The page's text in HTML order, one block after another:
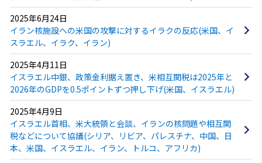
2025年6月24日
イラン核施設への米国の攻撃に対するイラクの反応(米国、イ
スラエル、イラク、イラン)
2025年4月11日
イスラエル中銀、政策金利据え置き、米相互関税は2025年と
2026年のGDPを0.5ポイントずつ押し下げ(米国、イスラエル)
2025年4月9日
イスラエル首相、米大統領と会談、イランの核問題や相互関
税などについて協議(シリア、リビア、パレスチナ、中国、日
本、米国、イスラエル、イラン、トルコ、アフリカ)